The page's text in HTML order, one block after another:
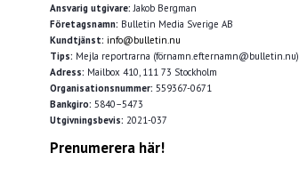
Ansvarig utgivare: Jakob Bergman
Företagsnamn: Bulletin Media Sverige AB
Kundtjänst: info@bulletin.nu
Tips: Mejla reportrarna (förnamn.efternamn@bulletin.nu)
Adress: Mailbox 410, 111 73 Stockholm
Organisationsnummer: 559367-0671
Bankgiro: 5840–5473
Utgivningsbevis: 2021-037
Prenumerera här!